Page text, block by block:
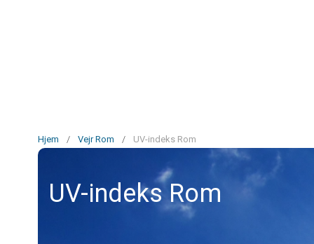
Hjem / Vejr Rom / UV-indeks Rom
UV-indeks Rom